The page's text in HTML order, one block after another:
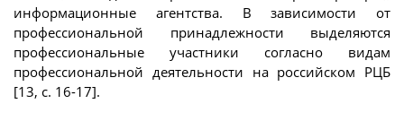
информационные агентства. В зависимости от
профессиональной принадлежности выделяются
профессиональные участники согласно видам
профессиональной деятельности на российском РЦБ
[13, с. 16-17].